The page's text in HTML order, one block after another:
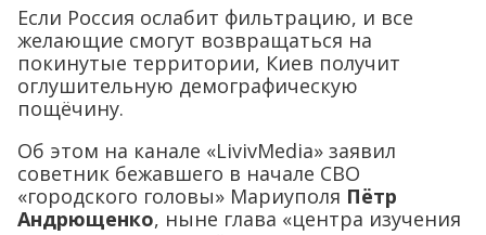
Если Россия ослабит фильтрацию, и все
желающие смогут возвращаться на
покинутые территории, Киев получит
оглушительную демографическую
пощёчину.
Об этом на канале «LivivMedia» заявил
советник бежавшего в начале СВО
«городского головы» Мариуполя Пётр
Андрющенко, ныне глава «центра изучения